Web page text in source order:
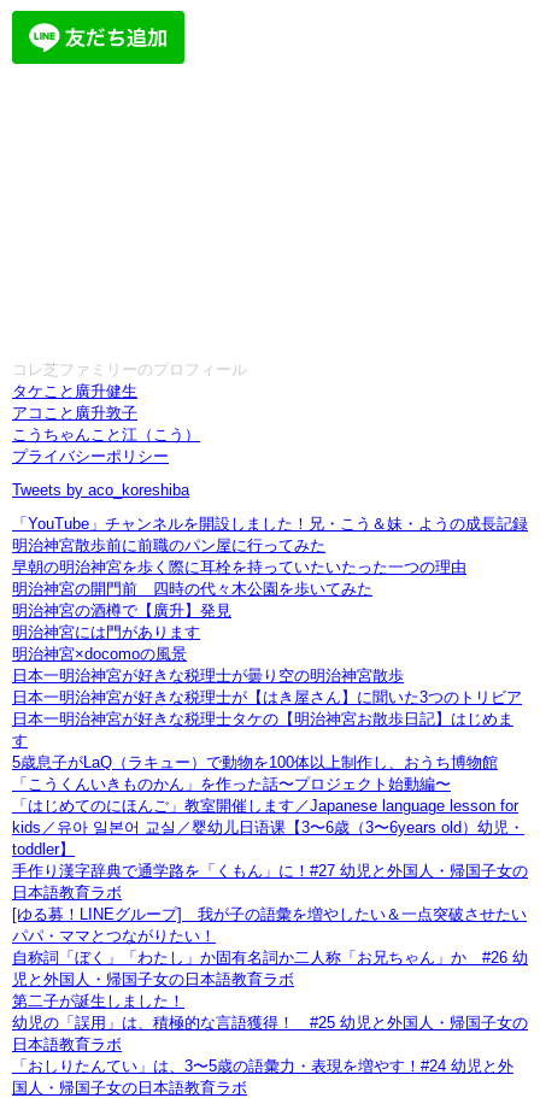
コレ芝ファミリーのプロフィール
タケこと廣升健生
アコこと廣升敦子
こうちゃんこと江（こう）
プライバシーポリシー
Tweets by aco_koreshiba
「YouTube」チャンネルを開設しました！兄・こう＆妹・ようの成長記録
明治神宮散歩前に前職のパン屋に行ってみた
早朝の明治神宮を歩く際に耳栓を持っていたいたった一つの理由
明治神宮の開門前 四時の代々木公園を歩いてみた
明治神宮の酒樽で【廣升】発見
明治神宮には門があります
明治神宮×docomoの風景
日本一明治神宮が好きな税理士が曇り空の明治神宮散歩
日本一明治神宮が好きな税理士が【はき屋さん】に聞いた3つのトリビア
日本一明治神宮が好きな税理士タケの【明治神宮お散歩日記】はじめま
す
5歳息子がLaQ（ラキュー）で動物を100体以上制作し、おうち博物館
「こうくんいきものかん」を作った話〜プロジェクト始動編〜
「はじめてのにほんご」教室開催します／Japanese language lesson for
kids／유아 일본어 교실／婴幼儿日语课【3〜6歳（3〜6years old）幼児・
toddler】
手作り漢字辞典で通学路を「くもん」に！#27 幼児と外国人・帰国子女の
日本語教育ラボ
[ゆる募！LINEグループ] 我が子の語彙を増やしたい＆一点突破させたい
パパ・ママとつながりたい！
自称詞「ぼく」「わたし」か固有名詞か二人称「お兄ちゃん」か #26 幼
児と外国人・帰国子女の日本語教育ラボ
第二子が誕生しました！
幼児の「誤用」は、積極的な言語獲得！ #25 幼児と外国人・帰国子女の
日本語教育ラボ
「おしりたんてい」は、3〜5歳の語彙力・表現を増やす！#24 幼児と外
国人・帰国子女の日本語教育ラボ